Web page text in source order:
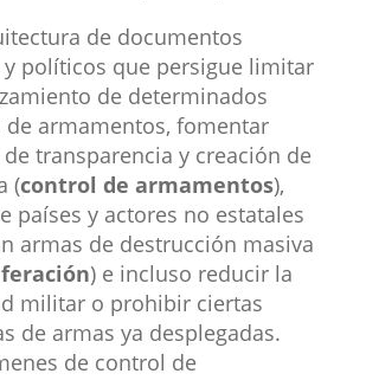
de documentos
políticos que persigue limitar
de determinados
de armamentos, fomentar
transparencia y creación de
(control de armamentos),
países y actores no estatales
armas de destrucción masiva
) e incluso reducir la
militar o prohibir ciertas
de armas ya desplegadas.
de control de